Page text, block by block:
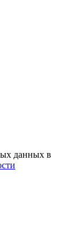
данных в